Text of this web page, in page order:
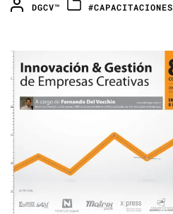
DGCV™ #CAPACITACIONES